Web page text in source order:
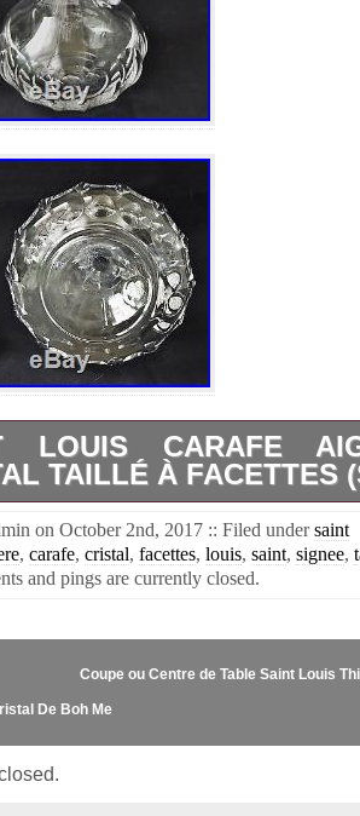
LOUIS CARAFE
TAILLÉ À FACETTES
Carafe Aiguière à col
de Saint Louis. Elle
France”. Le bouchon porte
garanti. N’hésitez
LOUIS Carafe Aiguière
(Signée)” est en vente
bouteilles”.
on October 2nd, 2017 :: Filed undersaint
, carafe, cristal, facettes, louis, saint, signee,
and pings are currently closed.
Coupe ou Centre de Table Saint Louis
De Boh Me